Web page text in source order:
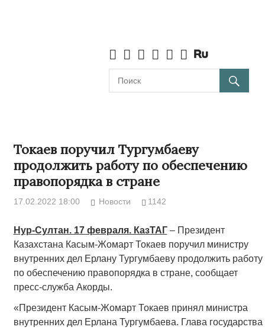
Токаев поручил Тургумбаеву
продолжить работу по обеспечению
правопорядка в стране
17.02.2022 18:00 Новости 1142
Нур-Султан. 17 февраля. КазТАГ– Президент
Казахстана Касым-Жомарт Токаев поручил министру
внутренних дел Ерлану Тургумбаеву продолжить работу
по обеспечению правопорядка в стране, сообщает
пресс-служба Акорды.
«Президент Касым-Жомарт Токаев принял министра
внутренних дел Ерлана Тургумбаева. Глава государства